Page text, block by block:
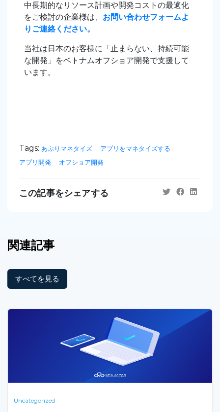
中長期的なリソース計画や開発コストの最適化
をご検討の企業様は、 お問い合わせフォームよ
りご連絡ください。
当社は日本のお客様に「止まらない、持続可能
な開発」をベトナムオフショア開発で支援して
います。
Tags: あぷりマネタイズ
アプリをマネタイズする
アプリ開発
オフショア開発
この記事をシェアする
関連記事
すべてを見る
Uncategorized